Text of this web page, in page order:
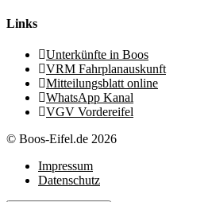
Links
Unterkünfte in Boos
VRM Fahrplanauskunft
Mitteilungsblatt online
WhatsApp Kanal
VGV Vordereifel
© Boos-Eifel.de 2026
Impressum
Datenschutz